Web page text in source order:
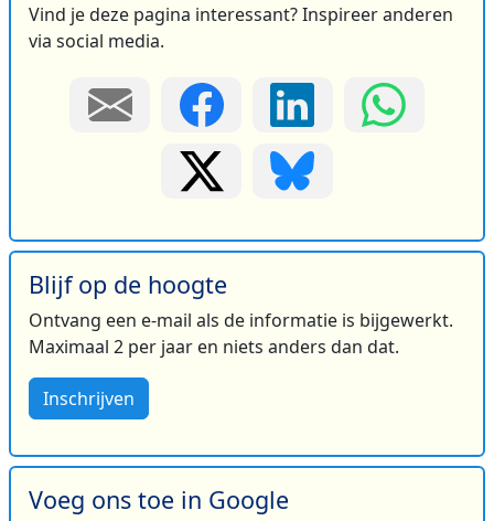
Vind je deze pagina interessant? Inspireer anderen
via social media.
Blijf op de hoogte
Ontvang een e-mail als de informatie is bijgewerkt.
Maximaal 2 per jaar en niets anders dan dat.
Inschrijven
Voeg ons toe in Google